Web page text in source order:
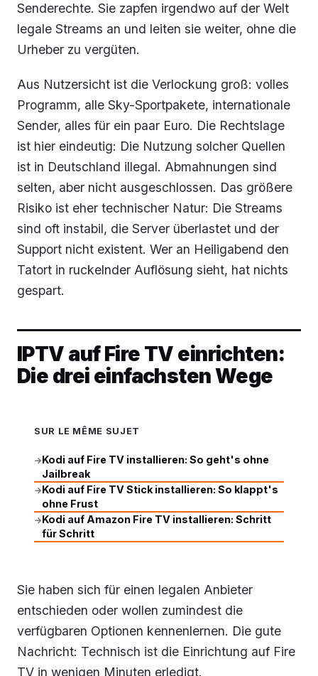
Senderechte. Sie zapfen irgendwo auf der Welt
legale Streams an und leiten sie weiter, ohne die
Urheber zu vergüten.
Aus Nutzersicht ist die Verlockung groß: volles
Programm, alle Sky-Sportpakete, internationale
Sender, alles für ein paar Euro. Die Rechtslage
ist hier eindeutig: Die Nutzung solcher Quellen
ist in Deutschland illegal. Abmahnungen sind
selten, aber nicht ausgeschlossen. Das größere
Risiko ist eher technischer Natur: Die Streams
sind oft instabil, die Server überlastet und der
Support nicht existent. Wer an Heiligabend den
Tatort in ruckelnder Auflösung sieht, hat nichts
gespart.
IPTV auf Fire TV einrichten:
Die drei einfachsten Wege
SUR LE MÊME SUJET
→Kodi auf Fire TV installieren: So geht's ohne
Jailbreak
→Kodi auf Fire TV Stick installieren: So klappt's
ohne Frust
→Kodi auf Amazon Fire TV installieren: Schritt
für Schritt
Sie haben sich für einen legalen Anbieter
entschieden oder wollen zumindest die
verfügbaren Optionen kennenlernen. Die gute
Nachricht: Technisch ist die Einrichtung auf Fire
TV in wenigen Minuten erledigt.